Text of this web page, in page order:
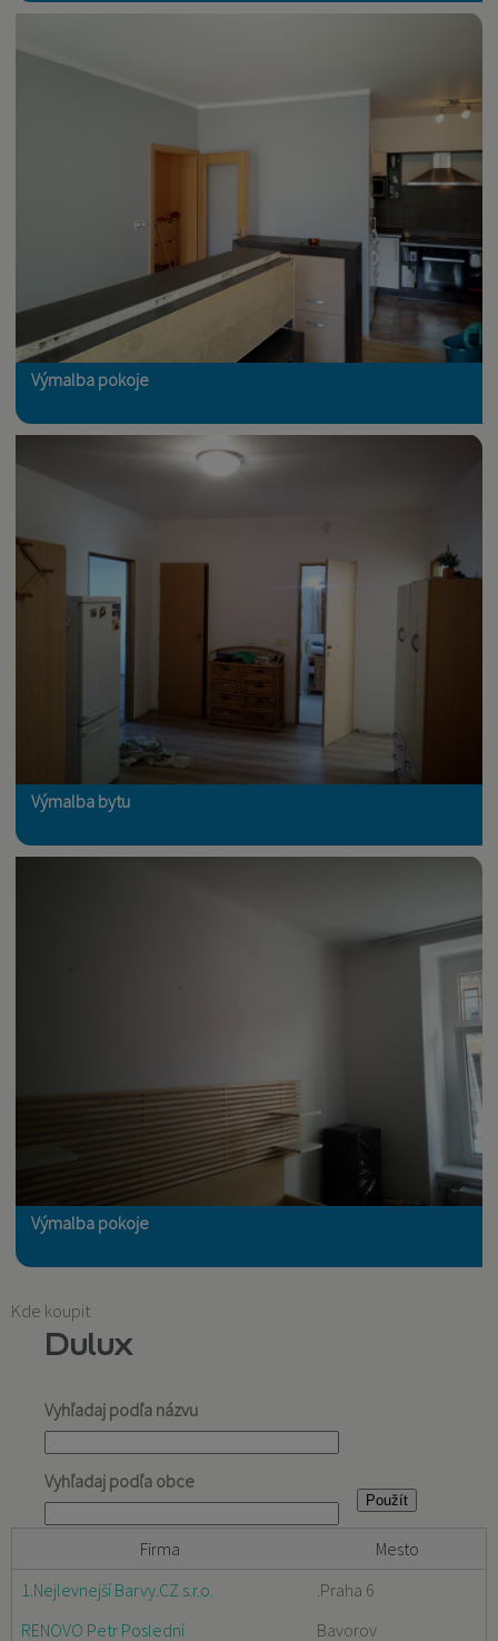
Výmalba pokoje
Výmalba bytu
Výmalba pokoje
Kde koupit
Dulux
Vyhľadaj podľa názvu
Vyhľadaj podľa obce
Firma
Mesto
1.Nejlevnejší Barvy.CZ s.r.o.
.Praha 6
RENOVO Petr Poslední
Bavorov